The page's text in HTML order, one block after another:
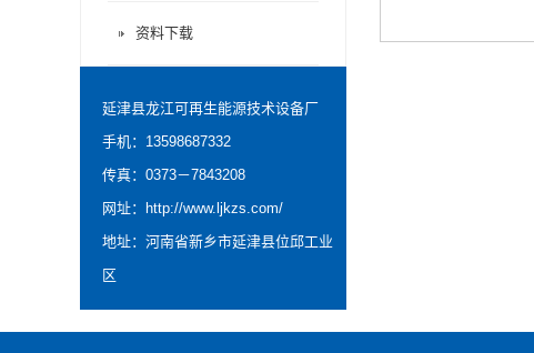
资料下载
延津县龙江可再生能源技术设备厂
手机：13598687332
传真：0373－7843208
网址：
http://www.ljkzs.com/
地址：河南省新乡市延津县位邱工业
区